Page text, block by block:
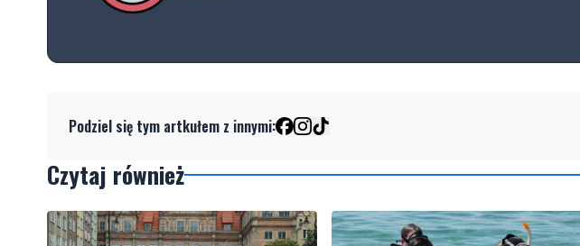
Podziel się tym artkułem z innymi:
Czytaj również